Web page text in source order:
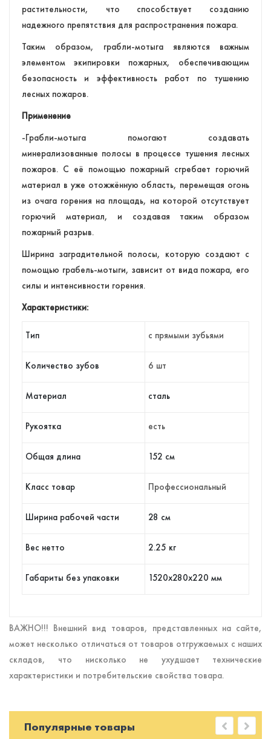
растительности, что способствует созданию
надежного препятствия для распространения пожара.
Таким образом, грабли-мотыга являются важным
элементом экипировки пожарных, обеспечивающим
безопасность и эффективность работ по тушению
лесных пожаров.
Применение
-Грабли-мотыга помогают создавать
минерализованные полосы в процессе тушения лесных
пожаров. С её помощью пожарный сгребает горючий
материал в уже отожжённую область, перемещая огонь
из очага горения на площадь, на которой отсутствует
горючий материал, и создавая таким образом
пожарный разрыв.
Ширина заградительной полосы, которую создают с
помощью грабель-мотыги, зависит от вида пожара, его
силы и интенсивности горения.
Характеристики:
Тип с прямыми зубьями
Количество зубов 6 шт
Материал сталь
Рукоятка есть
Общая длина 152 см
Класс товар Профессиональный
Ширина рабочей части 28 см
Вес нетто 2.25 кг
Габариты без упаковки 1520х280х220 мм
ВАЖНО!!! Внешний вид товаров, представленных на сайте,
может несколько отличаться от товаров отгружаемых с наших
складов, что нисколько не ухудшает технические
характеристики и потребительские свойства товара.
Популярные товары